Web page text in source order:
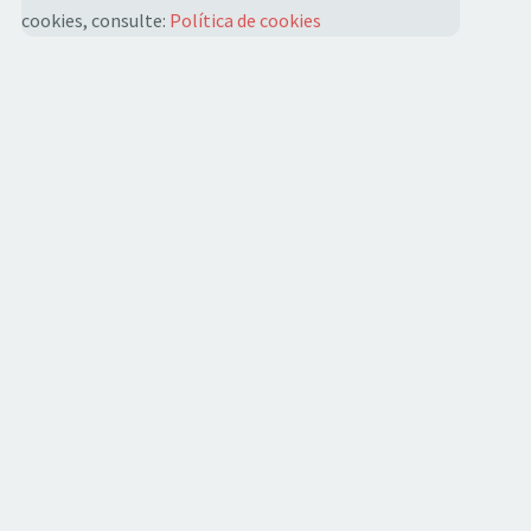
cookies, consulte: Política de cookies